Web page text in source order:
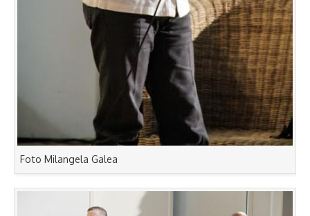
Foto Milangela Galea